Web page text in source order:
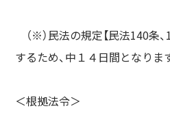
（※）民法の規定【民法140条
するため、中１４日間となりま
＜根拠法令＞